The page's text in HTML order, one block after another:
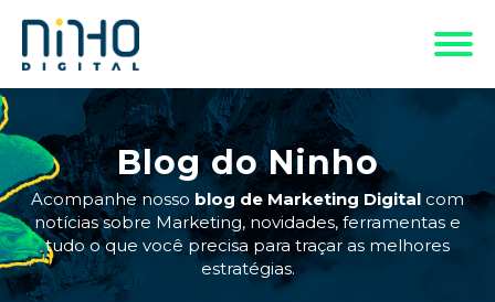
Blog do Ninho
Acompanhe nosso blog de Marketing Digital com
notícias sobre Marketing, novidades, ferramentas e
tudo o que você precisa para traçar as melhores
estratégias.